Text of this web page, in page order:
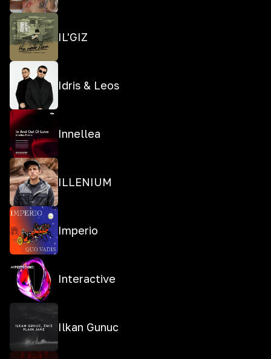
IL'GIZ
Idris & Leos
Innellea
ILLENIUM
Imperio
Interactive
Ilkan Gunuc